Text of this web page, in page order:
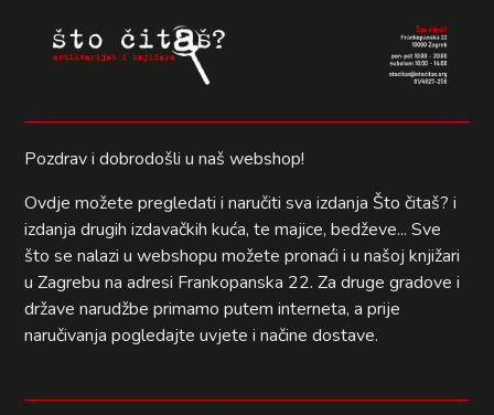
Pozdrav i dobrodošli u naš webshop!
Ovdje možete pregledati i naručiti sva izdanja Što čitaš? i
izdanja drugih izdavačkih kuća, te majice, bedževe... Sve
što se nalazi u webshopu možete pronaći i u našoj knjižari
u Zagrebu na adresi Frankopanska 22. Za druge gradove i
države narudžbe primamo putem interneta, a prije
naručivanja pogledajte uvjete i načine dostave.